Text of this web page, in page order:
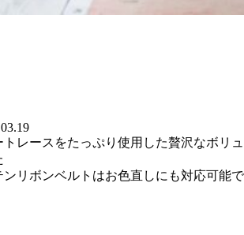
レースをたっぷり使用した贅沢なボリュ
ンリボンベルトはお色直しにも対応可能で